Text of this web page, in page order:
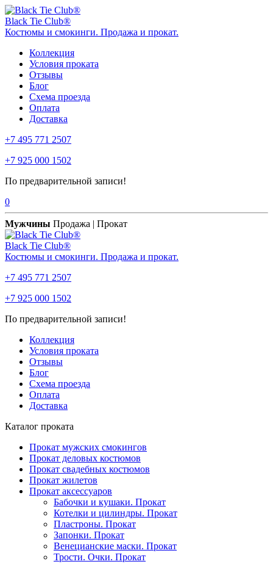
Black Tie Club®
Костюмы и смокинги. Продажа и прокат.
Коллекция
Условия проката
Отзывы
Блог
Схема проезда
Оплата
Доставка
+7 495 771 2507
+7 925 000 1502
По предварительной записи!
0
Мужчины Продажа | Прокат
Black Tie Club®
Костюмы и смокинги. Продажа и прокат.
+7 495 771 2507
+7 925 000 1502
По предварительной записи!
Коллекция
Условия проката
Отзывы
Блог
Схема проезда
Оплата
Доставка
Каталог проката
Прокат мужских смокингов
Прокат деловых костюмов
Прокат свадебных костюмов
Прокат жилетов
Прокат аксессуаров
Бабочки и кушаки. Прокат
Котелки и цилиндры. Прокат
Пластроны. Прокат
Запонки. Прокат
Венецианские маски. Прокат
Трости. Очки. Прокат